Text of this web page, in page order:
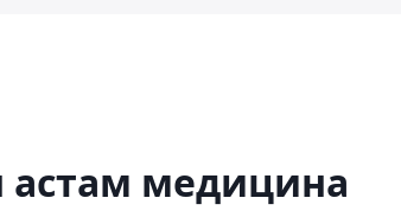
астам медицина